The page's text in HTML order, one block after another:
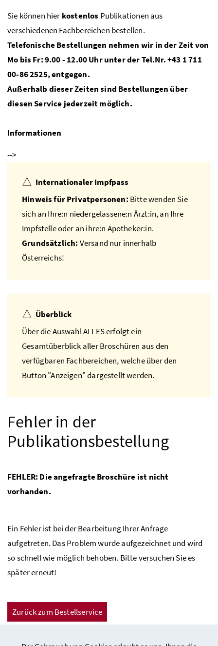
Sie können hier kostenlos Publikationen aus
verschiedenen Fachbereichen bestellen.
Telefonische Bestellungen nehmen wir in der Zeit von
Mo bis Fr: 9.00 - 12.00 Uhr unter der Tel.Nr. +43 1 711
00-86 2525, entgegen.
Außerhalb dieser Zeiten sind Bestellungen über
diesen Service jederzeit möglich.
Informationen
-->
Internationaler Impfpass
Hinweis für Privatpersonen: Bitte wenden Sie
sich an Ihre:n niedergelassene:n Ärzt:in, an Ihre
Impfstelle oder an ihre:n Apotheker:in.
Grundsätzlich: Versand nur innerhalb
Österreichs!
Überblick
Über die Auswahl ALLES erfolgt ein
Gesamtüberblick aller Broschüren aus den
verfügbaren Fachbereichen, welche über den
Button "Anzeigen" dargestellt werden.
Fehler in der
Publikationsbestellung
FEHLER: Die angefragte Broschüre ist nicht
vorhanden.
Ein Fehler ist bei der Bearbeitung Ihrer Anfrage
aufgetreten. Das Problem wurde aufgezeichnet und wird
so schnell wie möglich behoben. Bitte versuchen Sie es
später erneut!
Zurück zum Bestellservice
Zurück zur Seite des Sozialministeriums